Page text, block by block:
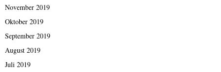
November 2019
Oktober 2019
September 2019
August 2019
Juli 2019